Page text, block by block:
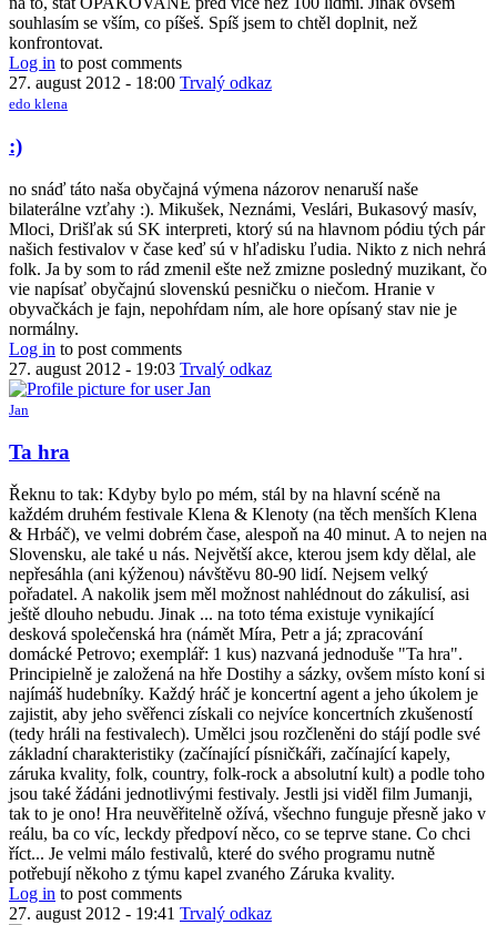
souhlasím se vším, co píšeš. Spíš jsem to chtěl doplnit, než
konfrontovat.
Log in to post comments
27. august 2012 - 18:00 Trvalý odkaz
edo klena
:)
no snáď táto naša obyčajná výmena názorov nenaruší naše
bilaterálne vzťahy :). Mikušek, Neznámi, Veslári, Bukasový masív,
Mloci, Drišľak sú SK interpreti, ktorý sú na hlavnom pódiu tých pár
našich festivalov v čase keď sú v hľadisku ľudia. Nikto z nich nehrá
folk. Ja by som to rád zmenil ešte než zmizne posledný muzikant, čo
vie napísať obyčajnú slovenskú pesničku o niečom. Hranie v
obyvačkách je fajn, nepohŕdam ním, ale hore opísaný stav nie je
normálny.
Log in to post comments
27. august 2012 - 19:03 Trvalý odkaz
Jan
Ta hra
Řeknu to tak: Kdyby bylo po mém, stál by na hlavní scéně na
každém druhém festivale Klena & Klenoty (na těch menších Klena
& Hrbáč), ve velmi dobrém čase, alespoň na 40 minut. A to nejen na
Slovensku, ale také u nás. Největší akce, kterou jsem kdy dělal, ale
nepřesáhla (ani kýženou) návštěvu 80-90 lidí. Nejsem velký
pořadatel. A nakolik jsem měl možnost nahlédnout do zákulisí, asi
ještě dlouho nebudu. Jinak ... na toto téma existuje vynikající
desková společenská hra (námět Míra, Petr a já; zpracování
domácké Petrovo; exemplář: 1 kus) nazvaná jednoduše "Ta hra".
Principielně je založená na hře Dostihy a sázky, ovšem místo koní si
najímáš hudebníky. Každý hráč je koncertní agent a jeho úkolem je
zajistit, aby jeho svěřenci získali co nejvíce koncertních zkušeností
(tedy hráli na festivalech). Umělci jsou rozčleněni do stájí podle své
základní charakteristiky (začínající písničkáři, začínající kapely,
záruka kvality, folk, country, folk-rock a absolutní kult) a podle toho
jsou také žádáni jednotlivými festivaly. Jestli jsi viděl film Jumanji,
tak to je ono! Hra neuvěřitelně ožívá, všechno funguje přesně jako v
reálu, ba co víc, leckdy předpoví něco, co se teprve stane. Co chci
říct... Je velmi málo festivalů, které do svého programu nutně
potřebují někoho z týmu kapel zvaného Záruka kvality.
Log in to post comments
27. august 2012 - 19:41 Trvalý odkaz